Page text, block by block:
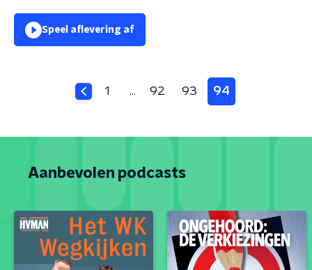
Speel aflevering af
1 … 92 93 94
Aanbevolen podcasts